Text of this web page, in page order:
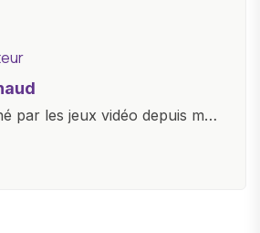
par les jeux vidéo depuis mon
amour pour l'univers